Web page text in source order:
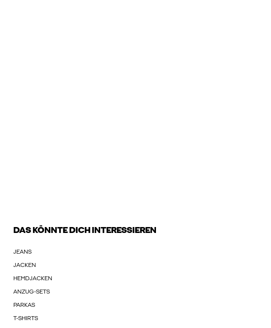
DAS KÖNNTE DICH INTERESSIEREN
JEANS
JACKEN
HEMDJACKEN
ANZUG-SETS
PARKAS
T-SHIRTS